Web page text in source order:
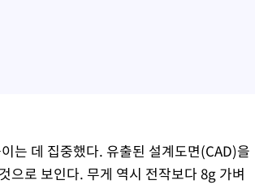
는 데 집중했다. 유출된 설계도면(CAD)을
으로 보인다. 무게 역시 전작보다 8g 가벼